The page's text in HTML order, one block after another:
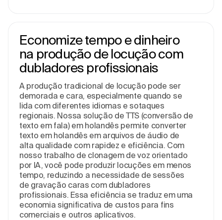
Economize tempo e dinheiro
na produção de locução com
dubladores profissionais
A produção tradicional de locução pode ser
demorada e cara, especialmente quando se
lida com diferentes idiomas e sotaques
regionais. Nossa solução de TTS (conversão de
texto em fala) em holandês permite converter
texto em holandês em arquivos de áudio de
alta qualidade com rapidez e eficiência. Com
nosso trabalho de clonagem de voz orientado
por IA, você pode produzir locuções em menos
tempo, reduzindo a necessidade de sessões
de gravação caras com dubladores
profissionais. Essa eficiência se traduz em uma
economia significativa de custos para fins
comerciais e outros aplicativos.